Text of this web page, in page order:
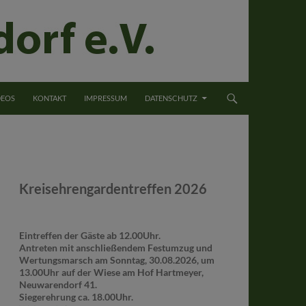
KONTAKT IMPRESSUM DATENSCHUTZ
Kreisehrengardentreffen 2026
Eintreffen der Gäste ab 12.00Uhr.
Antreten mit anschließendem Festumzug und
Wertungsmarsch am Sonntag, 30.08.2026, um
13.00Uhr auf der Wiese am Hof Hartmeyer,
Neuwarendorf 41.
Siegerehrung ca. 18.00Uhr.